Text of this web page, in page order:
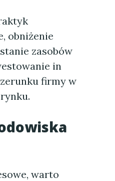
obniżenie
zasobów
in
firmy w
warto